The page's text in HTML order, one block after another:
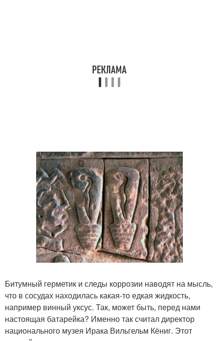
Битумный герметик и следы коррозии наводят на мысль,
что в сосудах находилась какая-то едкая жидкость,
например винный уксус. Так, может быть, перед нами
настоящая батарейка? Именно так считал директор
национального музея Ирака Вильгельм Кёниг. Этот